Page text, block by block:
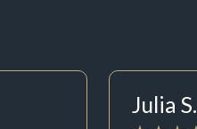
Julia S.